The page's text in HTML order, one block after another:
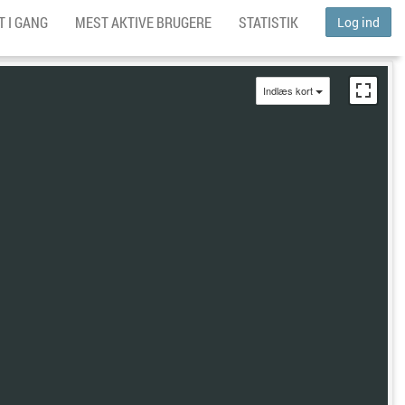
Log ind
I GANG MEST AKTIVE BRUGERE STATISTIK
Indlæs kort